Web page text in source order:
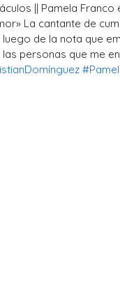
|| Pamela
La cantante de
de la nota que
personas que me